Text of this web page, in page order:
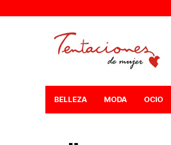
BELLEZA MODA OCIO